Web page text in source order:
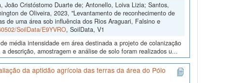
João Cristóstomo Duarte de; Antonello, Loiva Lizia; Santos,
de Oliveira, 2023, "Levantamento de reconhecimento de
de uma área sob influência dos Rios Araguari, Falsino e
SoilData/E9YVRO, SoilData, V1
média intensidade em área destinada a projeto de colanização
descrição, amostragem e análise de solo foram realizados u...
da aptidão agrícola das terras da área do Pólo